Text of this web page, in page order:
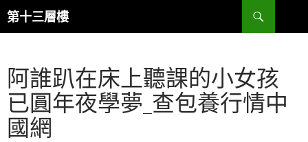
跳
至
內
容
第十三層樓
搜
尋
阿誰趴在床上聽課的小女孩
已圓年夜學夢_查包養行情中
國網